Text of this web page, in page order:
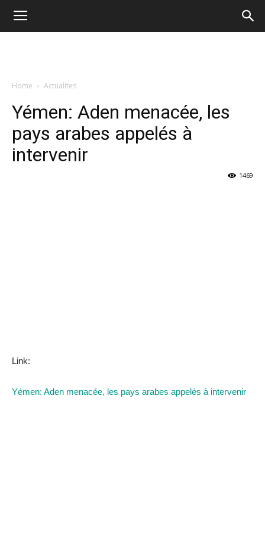
Home Actualites
Yémen: Aden menacée, les
pays arabes appelés à
intervenir
1469
Link:
Yémen: Aden menacée, les pays arabes appelés à intervenir